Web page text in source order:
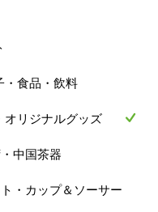
・食品・飲料
オリジナルグッズ
中国茶器
・カップ＆ソーサー